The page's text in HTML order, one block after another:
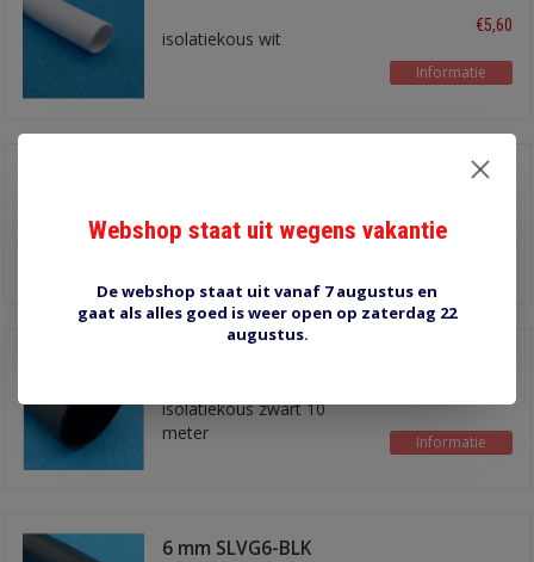
isolatiekous wit
€5,60
Informatie
isolatiekous zwart
isolatiekous zwart 10
meter
Informatie
6 mm SLVG6-BLK
Webshop staat uit wegens vakantie
De webshop staat uit vanaf 7 augustus en
gaat als alles goed is weer open op zaterdag 22
augustus.